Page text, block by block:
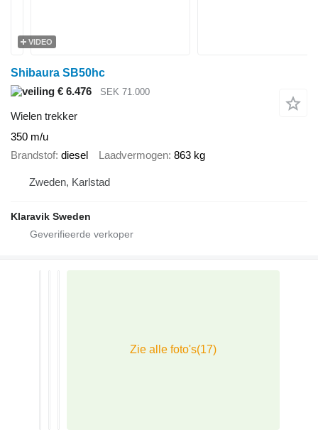
VIDEO
Shibaura SB50hc
€ 6.476
SEK 71.000
Wielen trekker
350 m/u
Brandstof diesel Laadvermogen 863 kg
Zweden, Karlstad
Klaravik Sweden